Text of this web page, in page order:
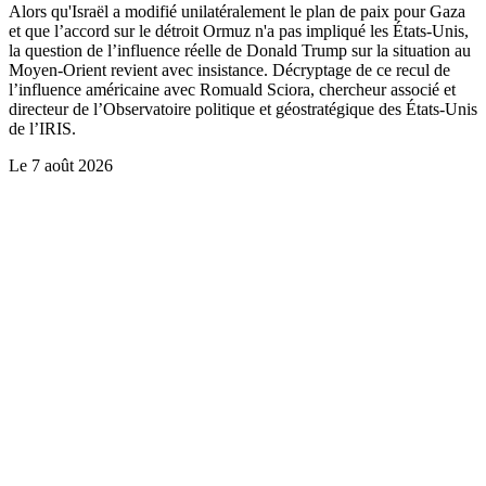
Alors qu'Israël a modifié unilatéralement le plan de paix pour Gaza
et que l’accord sur le détroit Ormuz n'a pas impliqué les États-Unis,
la question de l’influence réelle de Donald Trump sur la situation au
Moyen-Orient revient avec insistance. Décryptage de ce recul de
l’influence américaine avec Romuald Sciora, chercheur associé et
directeur de l’Observatoire politique et géostratégique des États-Unis
de l’IRIS.
Le 7 août 2026